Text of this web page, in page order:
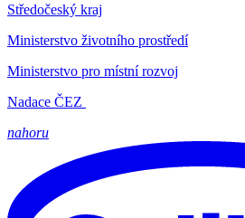
Středočeský kraj
Ministerstvo životního prostředí
Ministerstvo pro místní rozvoj
Nadace ČEZ
nahoru